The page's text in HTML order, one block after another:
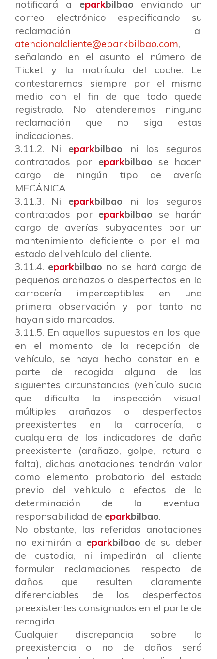
notificará a eparkbilbao enviando un
correo electrónico especificando su
reclamación a:
atencionalcliente@eparkbilbao.com,
señalando en el asunto el número de
Ticket y la matrícula del coche. Le
contestaremos siempre por el mismo
medio con el fin de que todo quede
registrado. No atenderemos ninguna
reclamación que no siga estas
indicaciones.
3.11.2. Ni eparkbilbao ni los seguros
contratados por eparkbilbao se hacen
cargo de ningún tipo de avería
MECÁNICA.
3.11.3. Ni eparkbilbao ni los seguros
contratados por eparkbilbao se harán
cargo de averías subyacentes por un
mantenimiento deficiente o por el mal
estado del vehículo del cliente.
3.11.4. eparkbilbao no se hará cargo de
pequeños arañazos o desperfectos en la
carrocería imperceptibles en una
primera observación y por tanto no
hayan sido marcados.
3.11.5. En aquellos supuestos en los que,
en el momento de la recepción del
vehículo, se haya hecho constar en el
parte de recogida alguna de las
siguientes circunstancias (vehículo sucio
que dificulta la inspección visual,
múltiples arañazos o desperfectos
preexistentes en la carrocería, o
cualquiera de los indicadores de daño
preexistente (arañazo, golpe, rotura o
falta), dichas anotaciones tendrán valor
como elemento probatorio del estado
previo del vehículo a efectos de la
determinación de la eventual
responsabilidad de eparkbilbao.
No obstante, las referidas anotaciones
no eximirán a eparkbilbao de su deber
de custodia, ni impedirán al cliente
formular reclamaciones respecto de
daños que resulten claramente
diferenciables de los desperfectos
preexistentes consignados en el parte de
recogida.
Cualquier discrepancia sobre la
preexistencia o no de daños será